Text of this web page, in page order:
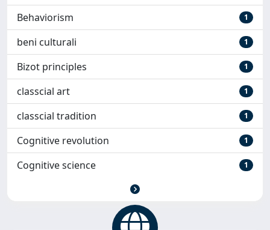
Behaviorism 1
beni culturali 1
Bizot principles 1
classcial art 1
classcial tradition 1
Cognitive revolution 1
Cognitive science 1